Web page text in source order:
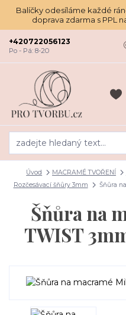
Balíčky odesíláme každé
doprava zdarma s PPL
+420722056123
Po - Pá: 8-20
Úvod MACRAMÉ TVOŘENÍ
Rozčesávací šňůry 3mm
Šňůra
Šňůra na
TWIST